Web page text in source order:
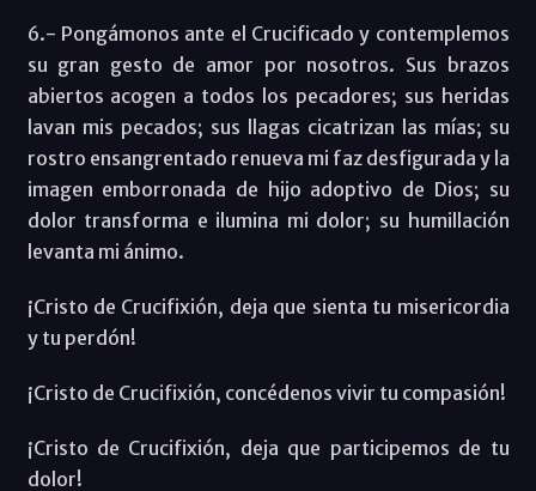
6.- Pongámonos ante el Crucificado y contemplemos
su gran gesto de amor por nosotros. Sus brazos
abiertos acogen a todos los pecadores; sus heridas
lavan mis pecados; sus llagas cicatrizan las mías; su
rostro ensangrentado renueva mi faz desfigurada y la
imagen emborronada de hijo adoptivo de Dios; su
dolor transforma e ilumina mi dolor; su humillación
levanta mi ánimo.
¡Cristo de Crucifixión, deja que sienta tu misericordia
y tu perdón!
¡Cristo de Crucifixión, concédenos vivir tu compasión!
¡Cristo de Crucifixión, deja que participemos de tu
dolor!